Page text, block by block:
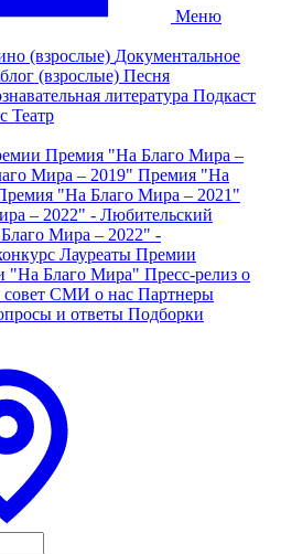
Меню
(взрослые) Документальное
(взрослые) Песня
литература Подкаст
Театр
Премия "На Благо Мира –
Мира – 2019" Премия "На
"На Благо Мира – 2021"
– 2022" - Любительский
Мира – 2022" -
Лауреаты Премии
"На Благо Мира" Пресс-релиз о
СМИ о нас Партнеры
и ответы Подборки